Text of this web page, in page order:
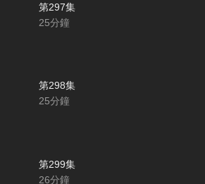
第297集
25分鐘
第298集
25分鐘
第299集
26分鐘